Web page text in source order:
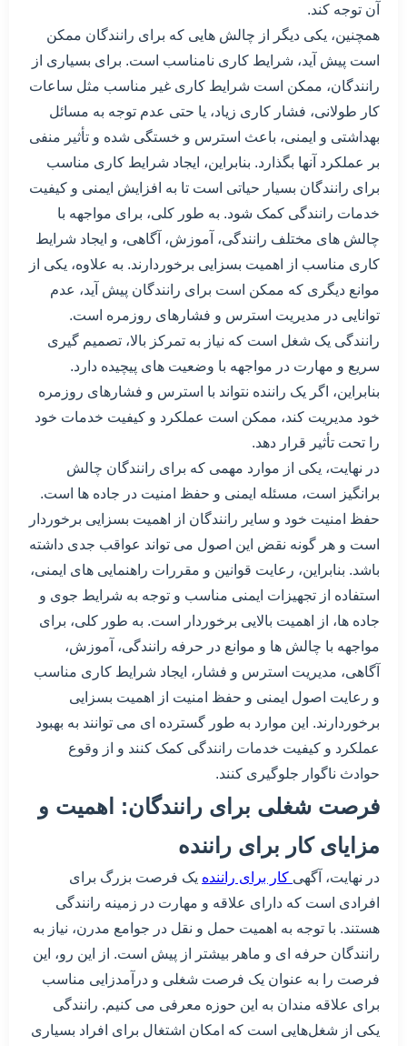
آن توجه کند.
همچنین، یکی دیگر از چالش هایی که برای رانندگان ممکن
است پیش آید، شرایط کاری نامناسب است. برای بسیاری از
رانندگان، ممکن است شرایط کاری غیر مناسب مثل ساعات
کار طولانی، فشار کاری زیاد، یا حتی عدم توجه به مسائل
بهداشتی و ایمنی، باعث استرس و خستگی شده و تأثیر منفی
بر عملکرد آنها بگذارد. بنابراین، ایجاد شرایط کاری مناسب
برای رانندگان بسیار حیاتی است تا به افزایش ایمنی و کیفیت
خدمات رانندگی کمک شود. به طور کلی، برای مواجهه با
چالش های مختلف رانندگی، آموزش، آگاهی، و ایجاد شرایط
کاری مناسب از اهمیت بسزایی برخوردارند. به علاوه، یکی از
موانع دیگری که ممکن است برای رانندگان پیش آید، عدم
توانایی در مدیریت استرس و فشارهای روزمره است.
رانندگی یک شغل است که نیاز به تمرکز بالا، تصمیم گیری
سریع و مهارت در مواجهه با وضعیت های پیچیده دارد.
بنابراین، اگر یک راننده نتواند با استرس و فشارهای روزمره
خود مدیریت کند، ممکن است عملکرد و کیفیت خدمات خود
را تحت تأثیر قرار دهد.
در نهایت، یکی از موارد مهمی که برای رانندگان چالش
برانگیز است، مسئله ایمنی و حفظ امنیت در جاده ها است.
حفظ امنیت خود و سایر رانندگان از اهمیت بسزایی برخوردار
است و هر گونه نقض این اصول می تواند عواقب جدی داشته
باشد. بنابراین، رعایت قوانین و مقررات راهنمایی های ایمنی،
استفاده از تجهیزات ایمنی مناسب و توجه به شرایط جوی و
جاده ها، از اهمیت بالایی برخوردار است. به طور کلی، برای
مواجهه با چالش ها و موانع در حرفه رانندگی، آموزش،
آگاهی، مدیریت استرس و فشار، ایجاد شرایط کاری مناسب
و رعایت اصول ایمنی و حفظ امنیت از اهمیت بسزایی
برخوردارند. این موارد به طور گسترده ای می توانند به بهبود
عملکرد و کیفیت خدمات رانندگی کمک کنند و از وقوع
حوادث ناگوار جلوگیری کنند.
فرصت شغلی برای رانندگان: اهمیت و
مزایای کار برای راننده
در نهایت، آگهی کار برای راننده یک فرصت بزرگ برای
افرادی است که دارای علاقه و مهارت در زمینه رانندگی
هستند. با توجه به اهمیت حمل و نقل در جوامع مدرن، نیاز به
رانندگان حرفه ای و ماهر بیشتر از پیش است. از این رو، این
فرصت را به عنوان یک فرصت شغلی و درآمدزایی مناسب
برای علاقه مندان به این حوزه معرفی می کنیم. رانندگی
یکی از شغل‌هایی است که امکان اشتغال برای افراد بسیاری